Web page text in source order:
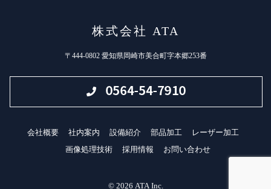
株式会社 ATA
〒444-0802 愛知県岡崎市美合町字本郷253番
会社概要 社内案内 設備紹介 部品加工
レーザー加工
画像処理技術
採用情報 お問い合わせ
© 2026 ATA Inc.